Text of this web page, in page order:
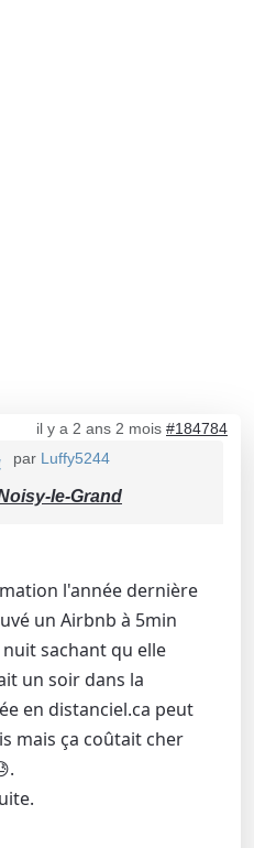
il y a 2 ans 2 mois #184784
par Luffy5244
le-Grand
l'année dernière
un Airbnb à 5min
nuit sachant qu elle
un soir dans la
en distanciel.ca peut
mais ça coûtait cher